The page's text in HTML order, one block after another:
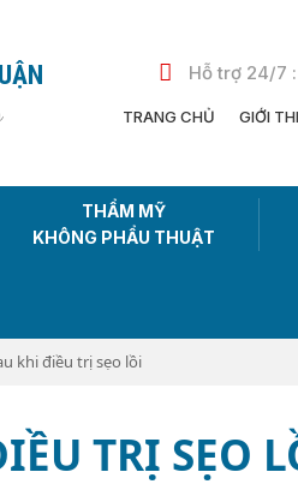
Hỗ trợ 24/7 :
TRANG CHỦ GIỚI
THẨM MỸ
KHÔNG PHẨU THUẬT
khi điều trị sẹo lồi
TRỊ SẸO